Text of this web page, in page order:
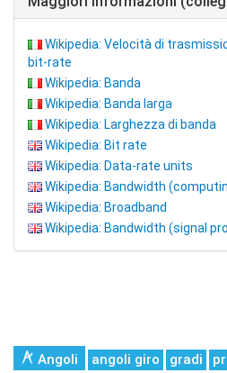
Wikipedia: Velocità di
bit-rate
Wikipedia: Banda
Wikipedia: Banda larga
Wikipedia: Larghezza di banda
Wikipedia: Bit rate
Wikipedia: Data-rate units
Wikipedia: Bandwidth
Wikipedia: Broadband
Wikipedia: Bandwidth (signal
Angoli angoli giro gradi